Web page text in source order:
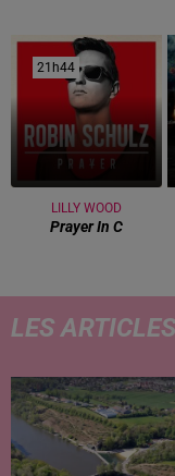
21h44
21h44
LILLY WOOD
Prayer In C
LES